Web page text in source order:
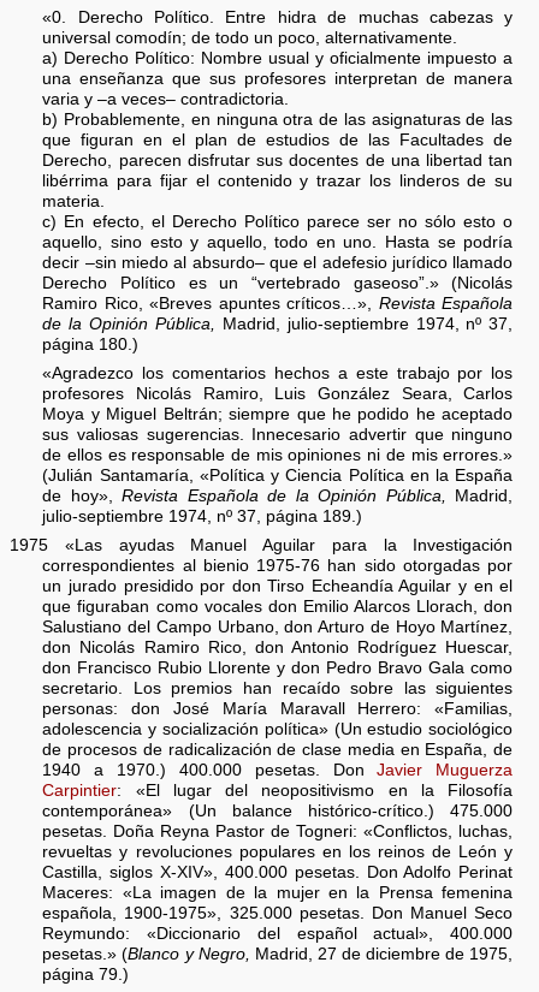
«0. Derecho Político. Entre hidra de muchas cabezas y
universal comodín; de todo un poco, alternativamente.
a) Derecho Político: Nombre usual y oficialmente impuesto a
una enseñanza que sus profesores interpretan de manera
varia y –a veces– contradictoria.
b) Probablemente, en ninguna otra de las asignaturas de las
que figuran en el plan de estudios de las Facultades de
Derecho, parecen disfrutar sus docentes de una libertad tan
libérrima para fijar el contenido y trazar los linderos de su
materia.
c) En efecto, el Derecho Político parece ser no sólo esto o
aquello, sino esto y aquello, todo en uno. Hasta se podría
decir –sin miedo al absurdo– que el adefesio jurídico llamado
Derecho Político es un “vertebrado gaseoso”.» (Nicolás
Ramiro Rico, «Breves apuntes críticos…», Revista Española
de la Opinión Pública, Madrid, julio-septiembre 1974, nº 37,
página 180.)
«Agradezco los comentarios hechos a este trabajo por los
profesores Nicolás Ramiro, Luis González Seara, Carlos
Moya y Miguel Beltrán; siempre que he podido he aceptado
sus valiosas sugerencias. Innecesario advertir que ninguno
de ellos es responsable de mis opiniones ni de mis errores.»
(Julián Santamaría, «Política y Ciencia Política en la España
de hoy»,Revista Española de la Opinión Pública,
Madrid,
julio-septiembre 1974, nº 37, página 189.)
1975 «Las ayudas Manuel Aguilar para la Investigación
correspondientes al bienio 1975-76 han sido otorgadas por
un jurado presidido por don Tirso Echeandía Aguilar y en el
que figuraban como vocales don Emilio Alarcos Llorach, don
Salustiano del Campo Urbano, don Arturo de Hoyo Martínez,
don Nicolás Ramiro Rico, don Antonio Rodríguez Huescar,
don Francisco Rubio Llorente y don Pedro Bravo Gala como
secretario. Los premios han recaído sobre las siguientes
personas: don José María Maravall Herrero: «Familias,
adolescencia y socialización política» (Un estudio sociológico
de procesos de radicalización de clase media en España, de
1940 a 1970.) 400.000 pesetas. DonJavier Muguerza
Carpintier: «El lugar del neopositivismo en la Filosofía
contemporánea» (Un balance histórico-crítico.) 475.000
pesetas. Doña Reyna Pastor de Togneri: «Conflictos, luchas,
revueltas y revoluciones populares en los reinos de León y
Castilla, siglos X-XIV», 400.000 pesetas. Don Adolfo Perinat
Maceres: «La imagen de la mujer en la Prensa femenina
española, 1900-1975», 325.000 pesetas. Don Manuel Seco
Reymundo: «Diccionario del español actual», 400.000
pesetas.» (Blanco y Negro, Madrid, 27 de diciembre de 1975,
página 79.)